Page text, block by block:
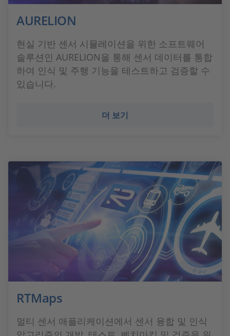
AURELION
현실 기반 센서 시뮬레이션을 위한 소프트웨어
솔루션인 AURELION을 통해 센서 데이터를 통합
하여 인식 및 주행 기능을 테스트하고 검증할 수
있습니다.
더 보기
RTMaps
멀티 센서 애플리케이션에서 센서 융합 및 인식